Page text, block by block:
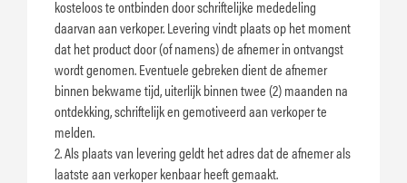
kosteloos te ontbinden door schriftelijke mededeling
daarvan aan verkoper. Levering vindt plaats op het moment
dat het product door (of namens) de afnemer in ontvangst
wordt genomen. Eventuele gebreken dient de afnemer
binnen bekwame tijd, uiterlijk binnen twee (2) maanden na
ontdekking, schriftelijk en gemotiveerd aan verkoper te
melden.
2. Als plaats van levering geldt het adres dat de afnemer als
laatste aan verkoper kenbaar heeft gemaakt.